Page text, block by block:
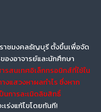
ชมงคลธัญบุรี ตั้งขึ้นเพื่อจัด
องอาจารย์และนักศึกษา
สนเทศอิเล็กทรอนิกส์ที่ใช้ใน
งแสวงหาผลกำไร ซึ่งหาก
นการละเมิดลิขสิทธิ์
เร่งแก้ไขโดยทันที!